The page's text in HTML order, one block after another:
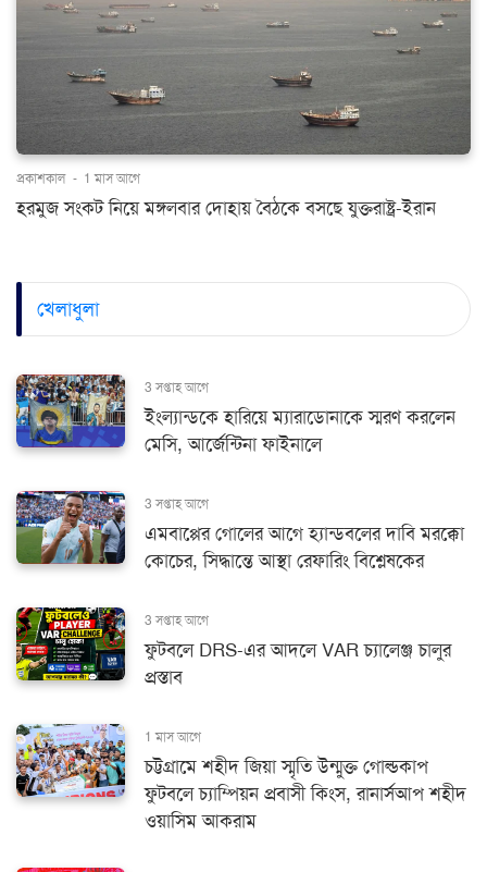
প্রকাশকাল - 1 মাস আগে
হরমুজ সংকট নিয়ে মঙ্গলবার দোহায় বৈঠকে বসছে যুক্তরাষ্ট্র-ইরান
খেলাধুলা
3 সপ্তাহ আগে
ইংল্যান্ডকে হারিয়ে ম্যারাডোনাকে স্মরণ করলেন
মেসি, আর্জেন্টিনা ফাইনালে
3 সপ্তাহ আগে
এমবাপ্পের গোলের আগে হ্যান্ডবলের দাবি মরক্কো
কোচের, সিদ্ধান্তে আস্থা রেফারিং বিশ্লেষকের
3 সপ্তাহ আগে
ফুটবলে DRS-এর আদলে VAR চ্যালেঞ্জ চালুর
প্রস্তাব
1 মাস আগে
চট্টগ্রামে শহীদ জিয়া স্মৃতি উন্মুক্ত গোল্ডকাপ
ফুটবলে চ্যাম্পিয়ন প্রবাসী কিংস, রানার্সআপ শহীদ
ওয়াসিম আকরাম